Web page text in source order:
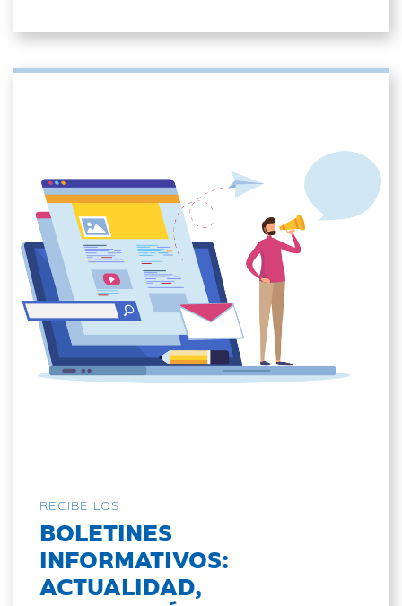
RECIBE LOS
BOLETINES
INFORMATIVOS:
ACTUALIDAD,